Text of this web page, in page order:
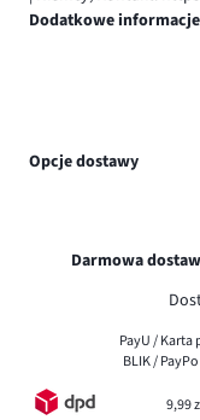
Dodatkowe informacje
Opcje dostawy
Darmowa
PayU / Karta
BLIK /
9,99